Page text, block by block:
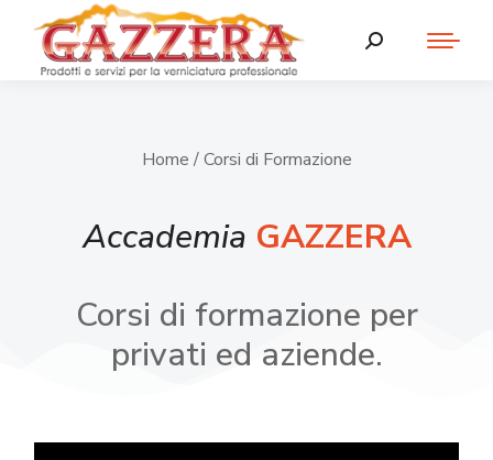
Home / Corsi di Formazione
Accademia GAZZERA
Corsi di formazione per
privati ed aziende.